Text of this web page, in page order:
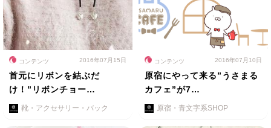
コンテンツ 2016年07月15日
首元にリボンを結ぶだ
け！”リボンチョー…
靴・アクセサリー・バック
コンテンツ 2016年07月10日
原宿にやって来る”うさまる
カフェ”が7…
原宿・青文字系SHOP